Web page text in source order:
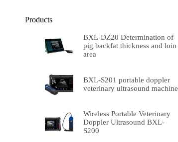
Products
BXL-DZ20 Determination of
pig backfat thickness and loin
area
BXL-S201 portable doppler
veterinary ultrasound machine
Wireless Portable Veterinary
Doppler Ultrasound BXL-
S200